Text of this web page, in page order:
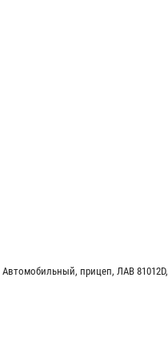
Автомобильный, прицеп, ЛАВ 81012D,